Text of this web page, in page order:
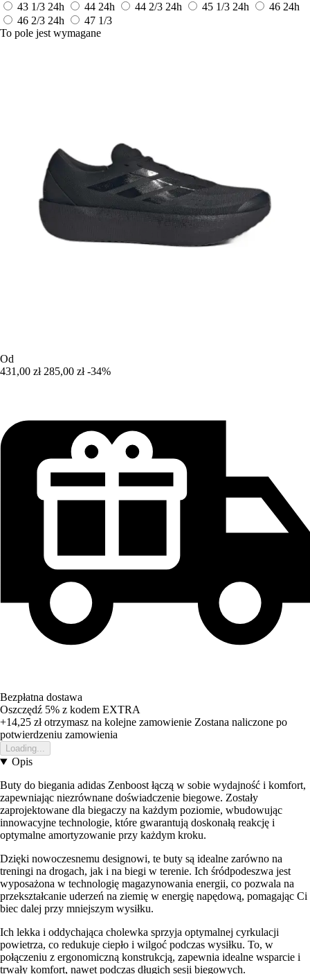
43 1/3 24h 44 24h 44 2/3 24h 45 1/3 24h 46 24h
46 2/3 24h
47 1/3
To pole jest wymagane
Od
431,00 zł 285,00 zł -34%
Bezpłatna dostawa
Oszczędź 5% z kodem EXTRA
+14,25 złotrzymasz na kolejne zamowienie Zostana naliczone po
potwierdzeniu zamowienia
Loading...
Opis
Buty do biegania adidas Zenboost łączą w sobie wydajność i komfort,
zapewniając niezrównane doświadczenie biegowe. Zostały
zaprojektowane dla biegaczy na każdym poziomie, wbudowując
innowacyjne technologie, które gwarantują doskonałą reakcję i
optymalne amortyzowanie przy każdym kroku.
Dzięki nowoczesnemu designowi, te buty są idealne zarówno na
treningi na drogach, jak i na biegi w terenie. Ich śródpodeszwa jest
wyposażona w technologię magazynowania energii, co pozwala na
przekształcanie uderzeń na ziemię w energię napędową, pomagając Ci
biec dalej przy mniejszym wysiłku.
Ich lekka i oddychająca cholewka sprzyja optymalnej cyrkulacji
powietrza, co redukuje ciepło i wilgoć podczas wysiłku. To, w
połączeniu z ergonomiczną konstrukcją, zapewnia idealne wsparcie i
trwały komfort, nawet podczas długich sesji biegowych.